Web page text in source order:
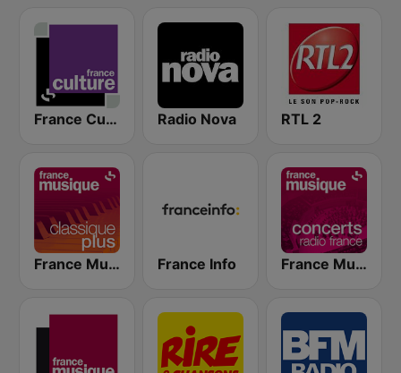
France Culture Radio Nova RTL 2
France Musique Classique Plus France Info France Musique Concerts de Radio France